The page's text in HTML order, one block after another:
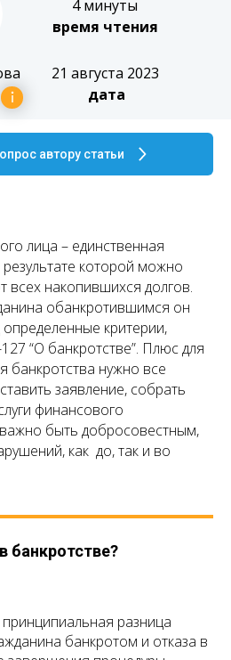
21 августа 2023
дата
4 минуты
время чтения
автору статьи
лица – единственная
которой можно
всех накопившихся долгов.
обанкротившимся он
критерии,
“О банкротстве”. Плюс для
банкротства нужно все
заявление, собрать
финансового
быть добросовестным,
как до, так и во
банкротстве?
разница
банкротом и отказа в